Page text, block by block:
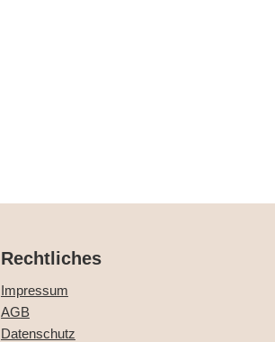
Rechtliches
Impressum
AGB
Datenschutz